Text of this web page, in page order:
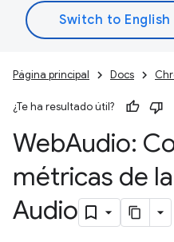
Página principal Docs
¿Te ha resultado útil?
WebAudio:
métricas de
Audio